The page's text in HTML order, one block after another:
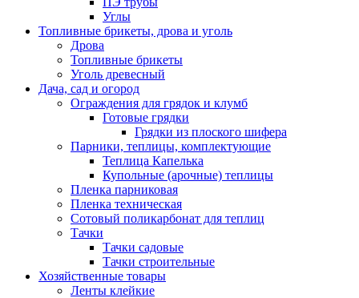
Углы
Топливные брикеты, дрова и уголь
Дрова
Топливные брикеты
Уголь древесный
Дача, сад и огород
Ограждения для грядок и клумб
Готовые грядки
Грядки из плоского шифера
Парники, теплицы, комплектующие
Теплица Капелька
Купольные (арочные) теплицы
Пленка парниковая
Пленка техническая
Сотовый поликарбонат для теплиц
Тачки
Тачки садовые
Тачки строительные
Хозяйственные товары
Ленты клейкие